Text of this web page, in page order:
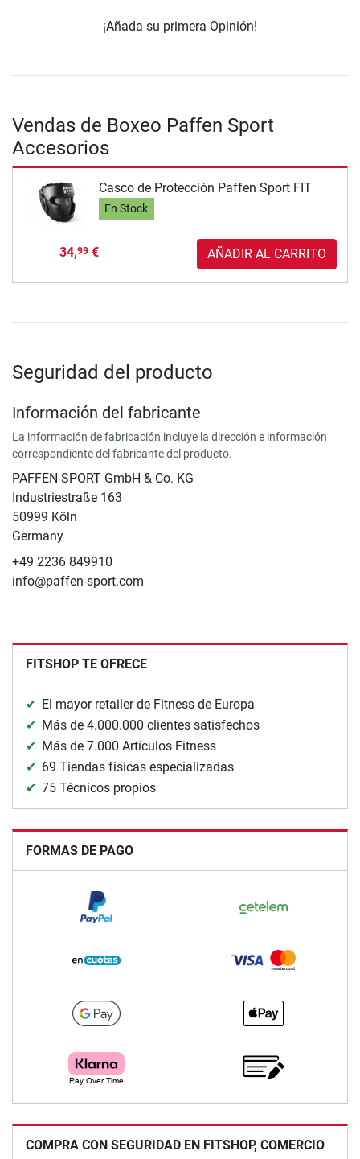
¡Añada su primera Opinión!
Vendas de Boxeo Paffen Sport
Accesorios
Casco de Protección Paffen Sport FIT
En Stock
34,99€ AÑADIR AL CARRITO
Seguridad del producto
Información del fabricante
La información de fabricación incluye la dirección e información
correspondiente del fabricante del producto.
PAFFEN SPORT GmbH & Co. KG
Industriestraße 163
50999 Köln
Germany
+49 2236 849910
info@paffen-sport.com
FITSHOP TE OFRECE
El mayor retailer de Fitness de Europa
Más de 4.000.000 clientes satisfechos
Más de 7.000 Artículos Fitness
69 Tiendas físicas especializadas
75 Técnicos propios
FORMAS DE PAGO
COMPRA CON SEGURIDAD EN FITSHOP, COMERCIO